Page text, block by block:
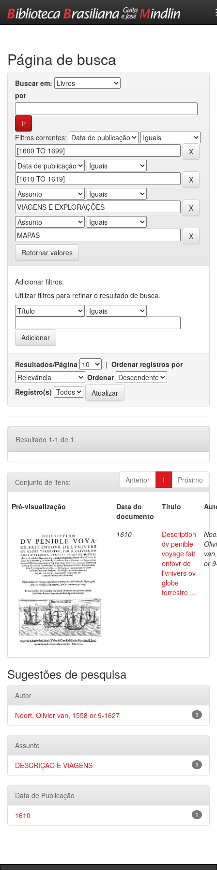
Página de busca
Buscar em:
por
Filtros correntes:
Retornar valores
Adicionar filtros:
Utilizar filtros para refinar o resultado de busca.
Resultados/Página | Ordenar registros por
Ordenar
Registro(s)
Resultado 1-1 de 1.
Anterior 1 Próximo
Conjunto de itens:
Pré-visualização
Data do
documento
Título
1610
Description
dv penible
voyage fait
entovr de
l'vnivers ov
globe
terrestre ...
or
Sugestões de pesquisa
Autor
1
Noort, Olivier van, 1558 or 9-1627
Assunto
1
DESCRIÇÃO E VIAGENS
Data de Publicação
1
1610